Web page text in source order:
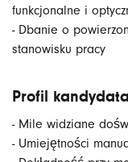
funkcjonalne i
- Dbanie o
stanowisku pracy
Profil kandydata
- Mile widziane
- Umiejętności